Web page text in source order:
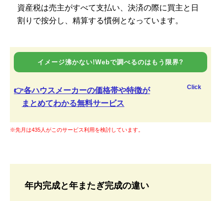
資産税は売主がすべて支払い、決済の際に買主と日
割りで按分し、精算する慣例となっています。
イメージ沸かない!Webで調べるのはもう限界?
👉各ハウスメーカーの価格帯や特徴が
まとめてわかる無料サービス
Click
※先月は435人がこのサービス利用を検討しています。
年内完成と年またぎ完成の違い